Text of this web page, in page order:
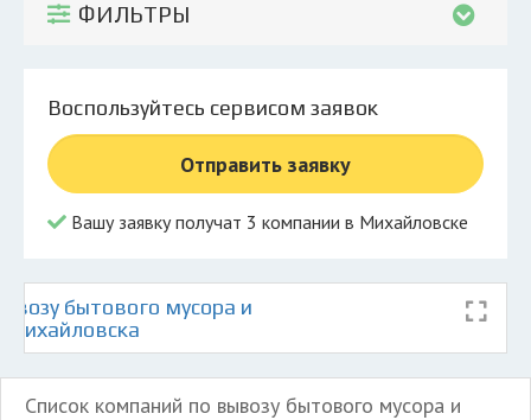
Личный кабинет
ФИЛЬТРЫ
Воспользуйтесь сервисом заявок
Отправить заявку
Вашу заявку получат 3 компании в Михайловске
бытового мусора и
Михайловска
Список компаний по вывозу бытового мусора и